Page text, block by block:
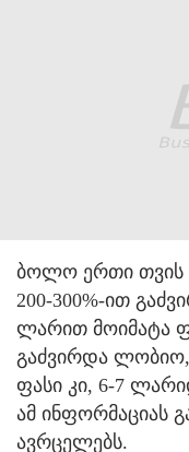
ბოლო ერთი თვის
200-300%-ით
ლარით მოიმატა
გაძვირდა
ფასი კი, 6-7
ამ ინფორმაციას
ავრცელებს.